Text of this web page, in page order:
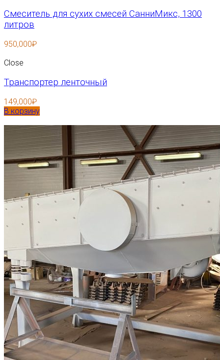
Смеситель для сухих смесей СанниМикс, 1300
литров
950,000₽
Close
Транспортер ленточный
149,000₽
В корзину